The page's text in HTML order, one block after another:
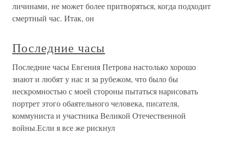
личинами, не может более притворяться, когда подходит
смертный час. Итак, он
Последние часы
Последние часы Евгения Петрова настолько хорошо
знают и любят у нас и за рубежом, что было бы
нескромностью с моей стороны пытаться нарисовать
портрет этого обаятельного человека, писателя,
коммуниста и участника Великой Отечественной
войны.Если я все же рискнул